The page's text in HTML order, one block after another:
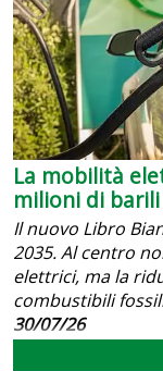
La mobilità
milioni di barili
Il nuovo Libro
2035. Al centro
elettrici, ma la
combustibili
30/07/26